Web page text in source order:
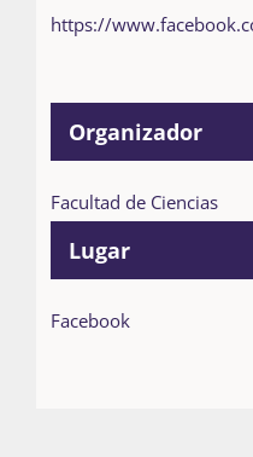
https://
Lugar
Facebook
Organizador
Facultad de Ciencias